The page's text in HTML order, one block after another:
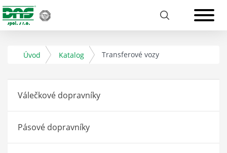
Úvod Katalog Transferové vozy
Válečkové dopravníky
Pásové dopravníky